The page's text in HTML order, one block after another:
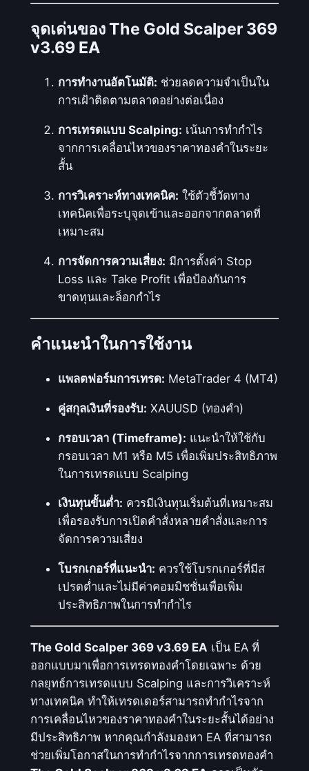
จุดเด่นของ The Gold Scalper 369
v3.69 EA
การทำงานอัตโนมัติ: ช่วยลดความจำเป็นใน
การเฝ้าติดตามตลาดอย่างต่อเนื่อง
การเทรดแบบ Scalping: เน้นการทำกำไร
จากการเคลื่อนไหวของราคาทองคำในระยะ
สั้น
การวิเคราะห์ทางเทคนิค: ใช้ตัวชี้วัดทาง
เทคนิคเพื่อระบุจุดเข้าและออกจากตลาดที่
เหมาะสม
การจัดการความเสี่ยง: มีการตั้งค่า Stop
Loss และ Take Profit เพื่อป้องกันการ
ขาดทุนและล็อกกำไร
คำแนะนำในการใช้งาน
แพลตฟอร์มการเทรด: MetaTrader 4 (MT4)
คู่สกุลเงินที่รองรับ: XAUUSD (ทองคำ)
กรอบเวลา (Timeframe): แนะนำให้ใช้กับ
กรอบเวลา M1 หรือ M5 เพื่อเพิ่มประสิทธิภาพ
ในการเทรดแบบ Scalping
เงินทุนขั้นต่ำ: ควรมีเงินทุนเริ่มต้นที่เหมาะสม
เพื่อรองรับการเปิดคำสั่งหลายคำสั่งและการ
จัดการความเสี่ยง
โบรกเกอร์ที่แนะนำ: ควรใช้โบรกเกอร์ที่มีส
เปรดต่ำและไม่มีค่าคอมมิชชั่นเพื่อเพิ่ม
ประสิทธิภาพในการทำกำไร
The Gold Scalper 369 v3.69 EA เป็น EA ที่
ออกแบบมาเพื่อการเทรดทองคำโดยเฉพาะ ด้วย
กลยุทธ์การเทรดแบบ Scalping และการวิเคราะห์
ทางเทคนิค ทำให้เทรดเดอร์สามารถทำกำไรจาก
การเคลื่อนไหวของราคาทองคำในระยะสั้นได้อย่าง
มีประสิทธิภาพ หากคุณกำลังมองหา EA ที่สามารถ
ช่วยเพิ่มโอกาสในการทำกำไรจากการเทรดทองคำ